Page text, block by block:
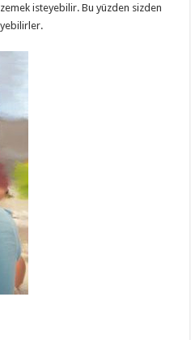
isteyebilir. Bu yüzden sizden